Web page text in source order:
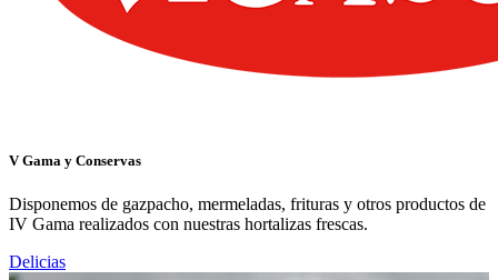
V Gama y Conservas
Disponemos de gazpacho, mermeladas, frituras y otros productos de
IV Gama realizados con nuestras hortalizas frescas.
Delicias